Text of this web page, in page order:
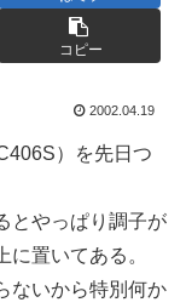
コピー
2002.04.19
）を先日つ
とやっぱり調子が
置いてある。
ないから特別何か